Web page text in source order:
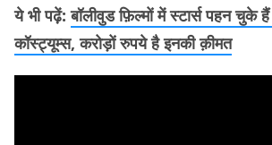
ये भी पढ़ें:बॉलीवुड फ़िल्मों में स्टार्स पहन चुके
कॉस्ट्यूम्स, करोड़ों रुपये है इनकी क़ीमत